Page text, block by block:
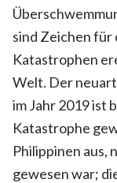
sind Zeichen
Katastrophen
Welt. Der
im Jahr 2019 ist
Katastrophe
Philippinen aus,
gewesen war;